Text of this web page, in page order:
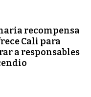
recompensa
Cali para
a responsables